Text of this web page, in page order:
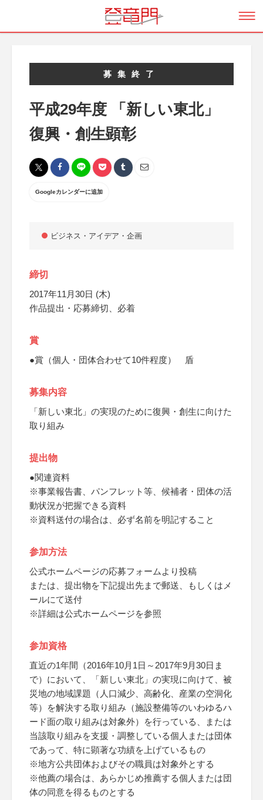
募集終了
平成29年度 「新しい東北」
復興・創生顕彰
Googleカレンダーに追加
ビジネス・アイデア・企画
締切
2017年11月30日 (木)
作品提出・応募締切、必着
賞
●賞（個人・団体合わせて10件程度） 盾
募集内容
「新しい東北」の実現のために復興・創生に向けた
取り組み
提出物
●関連資料
※事業報告書、パンフレット等、候補者・団体の活
動状況が把握できる資料
※資料送付の場合は、必ず名前を明記すること
参加方法
公式ホームページの応募フォームより投稿
または、提出物を下記提出先まで郵送、もしくはメ
ールにて送付
※詳細は公式ホームページを参照
参加資格
直近の1年間（2016年10月1日～2017年9月30日ま
で）において、「新しい東北」の実現に向けて、被
災地の地域課題（人口減少、高齢化、産業の空洞化
等）を解決する取り組み（施設整備等のいわゆるハ
ード面の取り組みは対象外）を行っている、または
当該取り組みを支援・調整している個人または団体
であって、特に顕著な功績を上げているもの
※地方公共団体およびその職員は対象外とする
※他薦の場合は、あらかじめ推薦する個人または団
体の同意を得るものとする